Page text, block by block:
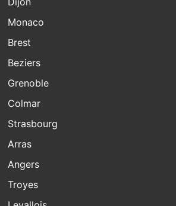
Monaco
Brest
Beziers
Grenoble
Colmar
Strasbourg
Arras
Angers
Troyes